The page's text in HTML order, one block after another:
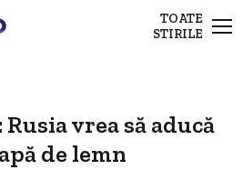
TOATE
STIRILE
Rusia vrea să aducă
de lemn